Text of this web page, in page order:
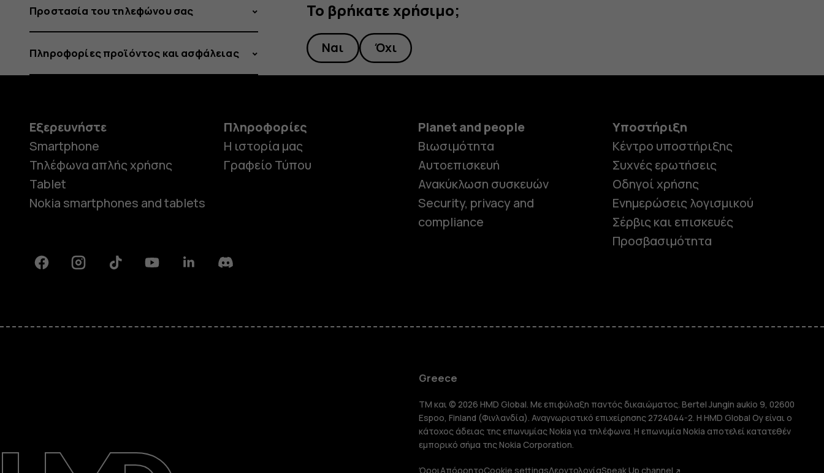
Smartphone
Τηλέφωνα απλής χρήσης
Υποστήριξη
Το βρήκατε χρήσιμο;
Ναι Όχι
Προστασία του τηλεφώνου σας
Πληροφορίες προϊόντος και ασφάλειας
Εξερευνήστε
Smartphone
Τηλέφωνα απλής χρήσης
Tablet
Nokia smartphones and tablets
Πληροφορίες
Η ιστορία μας
Γραφείο Τύπου
Planet and people
Βιωσιμότητα
Αυτοεπισκευή
Ανακύκλωση συσκευών
Security, privacy and
compliance
Υποστήριξη
Κέντρο υποστήριξης
Συχνές ερωτήσεις
Οδηγοί χρήσης
Ενημερώσεις λογισμικού
Σέρβις και επισκευές
Προσβασιμότητα
FacebookInstagramTiktok YoutubeLinkedinDiscord
Greece
TM και © 2026 HMD Global. Με επιφύλαξη παντός δικαιώματος. Bertel Jungin aukio 9, 02600
Espoo, Finland (Φινλανδία). Αναγνωριστικό επιχείρησης 2724044-2. Η HMD Global Oy είναι ο
κάτοχος άδειας της επωνυμίας Nokia για τηλέφωνα. Η επωνυμία Nokia αποτελεί κατατεθέν
εμπορικό σήμα της Nokia Corporation.
ΌροιΑπόρρητοCookie settingsΔεοντολογίαSpeak Up channel